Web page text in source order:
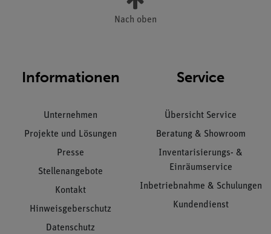
Nach oben
Informationen
Unternehmen
Projekte und Lösungen
Presse
Stellenangebote
Kontakt
Hinweisgeberschutz
Datenschutz
Service
Übersicht Service
Beratung & Showroom
Inventarisierungs- &
Einräumservice
Inbetriebnahme & Schulungen
Kundendienst